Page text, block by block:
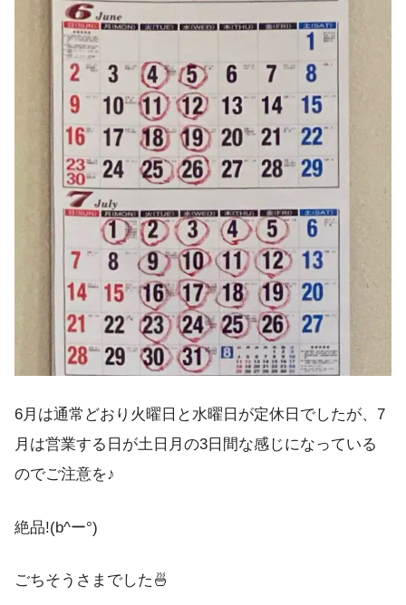
6月は通常どおり火曜日と水曜日が定休日でしたが、7
月は営業する日が土日月の3日間な感じになっている
のでご注意を♪
絶品!(b^ー°)
ごちそうさまでした🍜